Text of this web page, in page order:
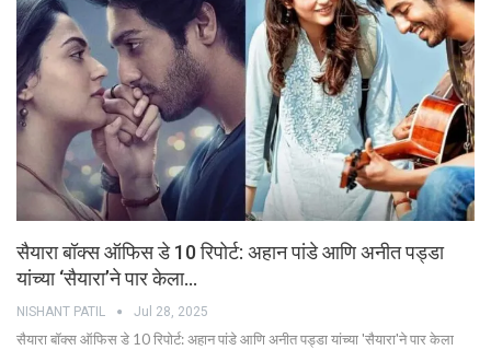
सैयारा बॉक्स ऑफिस डे 10 रिपोर्ट: अहान पांडे आणि अनीत पड्डा
यांच्या ‘सैयारा’ने पार केला…
NISHANT PATIL Jul 28, 2025
सैयारा बॉक्स ऑफिस डे 10 रिपोर्ट: अहान पांडे आणि अनीत पड्डा यांच्या 'सैयारा'ने पार केला